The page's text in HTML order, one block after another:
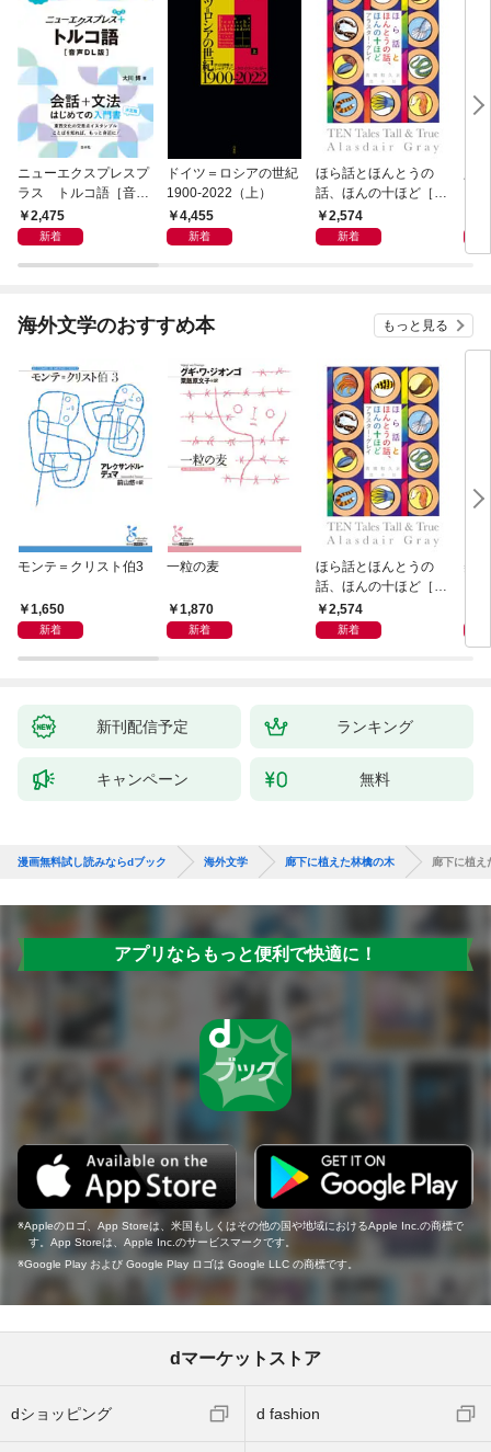
ニューエクスプレスプ
ラス トルコ語［音声
DL版］
2,475
新着
ドイツ＝ロシアの世紀
1900-2022（上）
4,455
新着
ほら話とほんとうの
話、ほんの十ほど［新
装版］
2,574
新着
海外文学のおすすめ本 もっと見る
モンテ＝クリスト伯3
1,650
新着
一粒の麦
1,870
新着
ほら話とほんとうの
話、ほんの十ほど［新
装版］
2,574
新着
美
新刊配信予定 ランキング
キャンペーン 無料
漫画無料試し読みならdブック 海外文学 廊下に植えた林檎の木 廊下に植え
アプリならもっと便利で快適に！
Appleのロゴ、App Storeは、米国もしくはその他の国や地域におけるApple Inc.の商標で
す。App Storeは、Apple Inc.のサービスマークです。
Google Play および Google Play ロゴは Google LLC の商標です。
dマーケットストア
dショッピング d fashion